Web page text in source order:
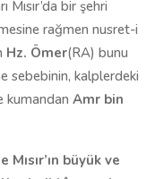
bir şehri
rağmen nusret-i
Hz. Ömer(RA) bunu
sebebinin, kalplerdeki
kumandan Amr bin
büyük ve